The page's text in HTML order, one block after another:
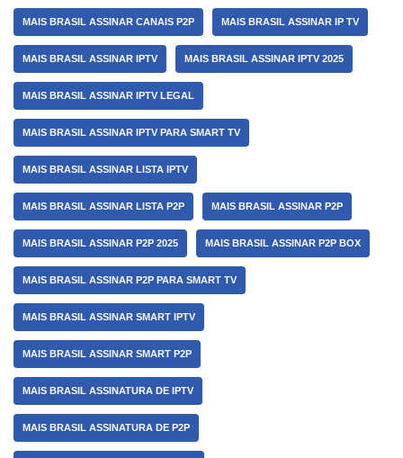
MAIS BRASIL ASSINAR CANAIS P2P MAIS BRASIL ASSINAR IP TV
MAIS BRASIL ASSINAR IPTV MAIS BRASIL ASSINAR IPTV 2025
MAIS BRASIL ASSINAR IPTV LEGAL
MAIS BRASIL ASSINAR IPTV PARA SMART TV
MAIS BRASIL ASSINAR LISTA IPTV
MAIS BRASIL ASSINAR LISTA P2P MAIS BRASIL ASSINAR P2P
MAIS BRASIL ASSINAR P2P 2025 MAIS BRASIL ASSINAR P2P BOX
MAIS BRASIL ASSINAR P2P PARA SMART TV
MAIS BRASIL ASSINAR SMART IPTV
MAIS BRASIL ASSINAR SMART P2P
MAIS BRASIL ASSINATURA DE IPTV
MAIS BRASIL ASSINATURA DE P2P